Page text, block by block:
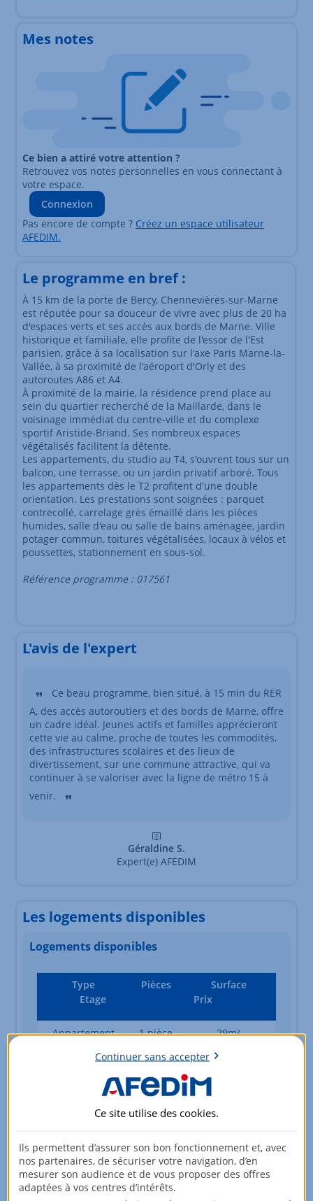
Mes notes
Ce bien a attiré votre attention ?
Retrouvez vos notes personnelles en vous connectant à
votre espace.
Connexion
Pas encore de compte ? Créez un espace utilisateur
AFEDIM.
Le programme en bref :
À 15 km de la porte de Bercy, Chennevières-sur-Marne
est réputée pour sa douceur de vivre avec plus de 20 ha
d'espaces verts et ses accès aux bords de Marne. Ville
historique et familiale, elle profite de l'essor de l'Est
parisien, grâce à sa localisation sur l'axe Paris Marne-la-
Vallée, à sa proximité de l'aéroport d'Orly et des
autoroutes A86 et A4.
À proximité de la mairie, la résidence prend place au
sein du quartier recherché de la Maillarde, dans le
voisinage immédiat du centre-ville et du complexe
sportif Aristide-Briand. Ses nombreux espaces
végétalisés facilitent la détente.
Les appartements, du studio au T4, s'ouvrent tous sur un
balcon, une terrasse, ou un jardin privatif arboré. Tous
les appartements dès le T2 profitent d'une double
orientation. Les prestations sont soignées : parquet
contrecollé, carrelage grès émaillé dans les pièces
humides, salle d'eau ou salle de bains aménagée, jardin
potager commun, toitures végétalisées, locaux à vélos et
poussettes, stationnement en sous-sol.
Référence programme : 017561
L'avis de l'expert
Ce beau programme, bien situé, à 15 min du RER
A, des accès autoroutiers et des bords de Marne, offre
un cadre idéal. Jeunes actifs et familles apprécieront
cette vie au calme, proche de toutes les commodités,
des infrastructures scolaires et des lieux de
divertissement, sur une commune attractive, qui va
continuer à se valoriser avec la ligne de métro 15 à
venir.
Géraldine S.
Expert(e) AFEDIM
Les logements disponibles
Logements disponibles
Type Pièces
Surface
Etage
Prix
Appartement 1 pièce
29m²
Appartement 2 pièces
Appartement 2 pièces
237 300,00 EUR
Continuer sans accepter
Ce site utilise des cookies.
Ils permettent d’assurer son bon fonctionnement et, avec
nos partenaires, de sécuriser votre navigation, d’en
mesurer son audience et de vous proposer des offres
adaptées à vos centres d’intérêts.